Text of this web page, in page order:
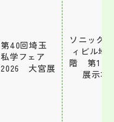
第40回埼玉
私学フェア
2026 大宮展
ソニック
ィビル地
階 第1～
展示場